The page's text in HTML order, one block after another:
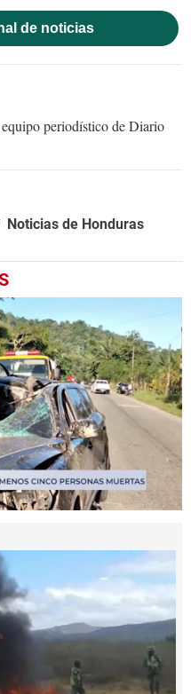
de noticias
periodístico de Diario
Noticias de Honduras